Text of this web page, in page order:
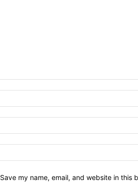
Save my name, email, and website in this